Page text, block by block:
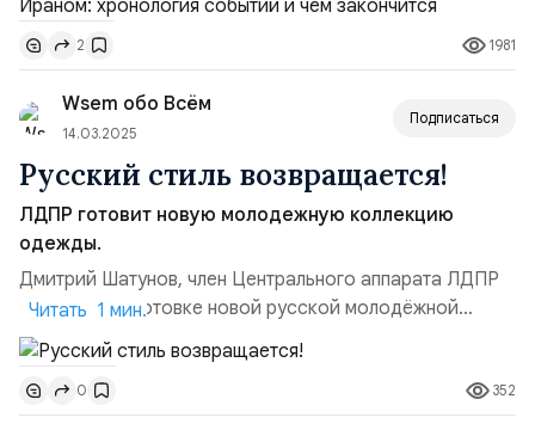
евреев в Россию. Жириновский был уверен, что в
результате войны Израиля с Ираном и арабскими
странами начнётся массовый исход евреев из “земли
обетованной” и бежать им будет не...
2 1981
Wsem обо Всём
14.03.2025
Подписаться
Русский стиль возвращается!
ЛДПР готовит новую молодежную коллекцию
одежды.
Дмитрий Шатунов, член Центрального аппарата ЛДПР
заявил о подготовке новой русской молодёжной
коллекции. Эту новость политик опубликовал в своем
Телеграм-канале в день открытия 4-й Московской
Недели моды. «Русский стиль возвращается! Мы
видим, как растет интерес к самобытной моде, а среди
Читать 1 мин.
0 352